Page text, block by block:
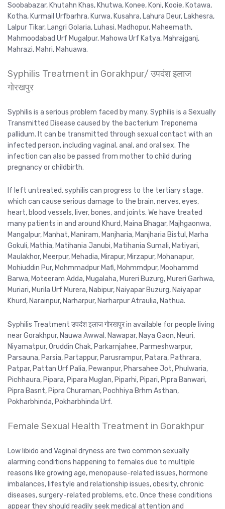
Soobabazar, Khutahn Khas, Khutwa, Konee, Koni, Kooie, Kotawa,
Kotha, Kurmail Urfbarhra, Kurwa, Kusahra, Lahura Deur, Lakhesra,
Lalpur Tikar, Langri Golaria, Luhasi, Madhopur, Maheemath,
Mahmoodabad Urf Mugalpur, Mahowa Urf Katya, Mahrajganj,
Mahrazi, Mahri, Mahuawa.
Syphilis Treatment in Gorakhpur/ उपदंश इलाज
गोरखपुर
Syphilis is a serious problem faced by many. Syphilis is a Sexually
Transmitted Disease caused by the bacterium Treponema
pallidum. It can be transmitted through sexual contact with an
infected person, including vaginal, anal, and oral sex. The
infection can also be passed from mother to child during
pregnancy or childbirth.
If left untreated, syphilis can progress to the tertiary stage,
which can cause serious damage to the brain, nerves, eyes,
heart, blood vessels, liver, bones, and joints. We have treated
many patients in and around Khurd, Maina Bhagar, Majhgaonwa,
Mangalpur, Manhat, Maniram, Manjharia, Manjharia Bistul, Marha
Gokuli, Mathia, Matihania Janubi, Matihania Sumali, Matiyari,
Maulakhor, Meerpur, Mehadia, Mirapur, Mirzapur, Mohanapur,
Mohiuddin Pur, Mohmmadpur Mafi, Mohmmdpur, Moohammd
Barwa, Moteeram Adda, Mugalaha, Mureri Buzurg, Mureri Garhwa,
Muriari, Murila Urf Murera, Nabipur, Naiyapar Buzurg, Naiyapar
Khurd, Narainpur, Narharpur, Narharpur Atraulia, Nathua.
Syphilis Treatment उपदंश इलाज गोरखपुर in available for people living
near Gorakhpur, Nauwa Awwal, Nawapar, Naya Gaon, Neuri,
Niyamatpur, Oruddin Chak, Parkarnjahee, Parmeshwarpur,
Parsauna, Parsia, Partappur, Parusrampur, Patara, Pathrara,
Patpar, Pattan Urf Palia, Pewanpur, Pharsahee Jot, Phulwaria,
Pichhaura, Pipara, Pipara Muglan, Piparhi, Pipari, Pipra Banwari,
Pipra Basnt, Pipra Churaman, Pochhiya Brhm Asthan,
Pokharbhinda, Pokharbhinda Urf.
Female Sexual Health Treatment in Gorakhpur
Low libido and Vaginal dryness are two common sexually
alarming conditions happening to females due to multiple
reasons like growing age, menopause-related issues, hormone
imbalances, lifestyle and relationship issues, obesity, chronic
diseases, surgery-related problems, etc. Once these conditions
appear they should readily seek medical attention and